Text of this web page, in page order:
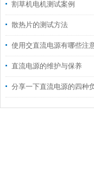
割草机电机测试案例
散热片的测试方法
使用交直流电源有哪些注
直流电源的维护与保养
分享一下直流电源的四种